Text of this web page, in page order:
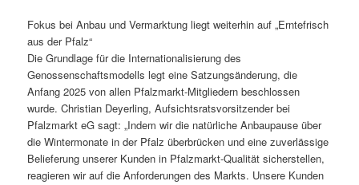
Fokus bei Anbau und Vermarktung liegt weiterhin auf „Erntefrisch
aus der Pfalz“
Die Grundlage für die Internationalisierung des
Genossenschaftsmodells legt eine Satzungsänderung, die
Anfang 2025 von allen Pfalzmarkt-Mitgliedern beschlossen
wurde. Christian Deyerling, Aufsichtsratsvorsitzender bei
Pfalzmarkt eG sagt: „Indem wir die natürliche Anbaupause über
die Wintermonate in der Pfalz überbrücken und eine zuverlässige
Belieferung unserer Kunden in Pfalzmarkt-Qualität sicherstellen,
reagieren wir auf die Anforderungen des Markts. Unsere Kunden